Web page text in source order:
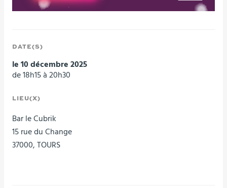
DATE(S)
le 10 décembre 2025
de 18h15 à 20h30
LIEU(X)
Bar le Cubrik
15 rue du Change
37000, TOURS